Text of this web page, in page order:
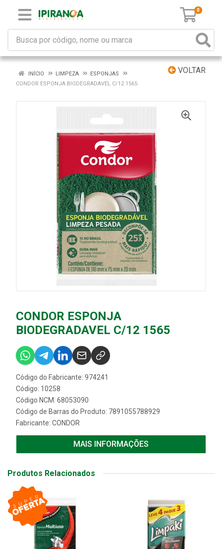
0
VOLTAR
INÍCIO LIMPEZA
ESPONJAS
CONDOR ESPONJA BIODEGRADAVEL C/12 1565
CONDOR ESPONJA
BIODEGRADAVEL C/12 1565
Código do Fabricante: 974241
Código: 10258
Código NCM: 68053090
Código de Barras do Produto: 7891055788929
Fabricante: CONDOR
MAIS INFORMAÇÕES
Produtos Relacionados